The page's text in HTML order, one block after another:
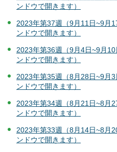
ンドウで開きます）
2023年第37週（9月11日~9月
ンドウで開きます）
2023年第36週（9月4日~9月
ンドウで開きます）
2023年第35週（8月28日~9月
ンドウで開きます）
2023年第34週（8月21日~8月
ンドウで開きます）
2023年第33週（8月14日~8月
ンドウで開きます）